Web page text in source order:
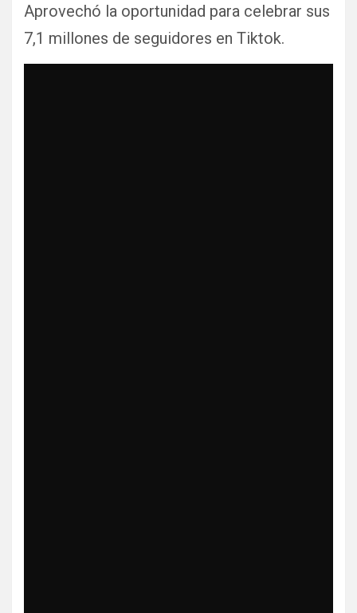
Aprovechó la oportunidad para celebrar sus
7,1 millones de seguidores en Tiktok.